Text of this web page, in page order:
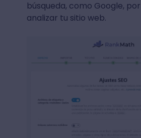
búsqueda, como Google,
analizar tu sitio web.